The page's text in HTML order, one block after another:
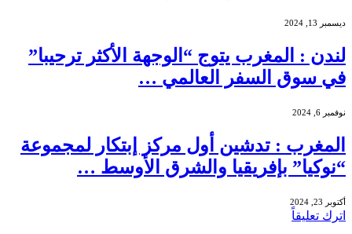
ديسمبر 13, 2024
لندن : المغرب يتوج “الوجهة الأكثر ترحيبا”
في سوق السفر العالمي …
نوفمبر 6, 2024
المغرب : تدشين أول مركز إبتكار لمجموعة
“نوكيا” بإفريقيا والشرق الأوسط …
أكتوبر 23, 2024
اترك تعليقاً